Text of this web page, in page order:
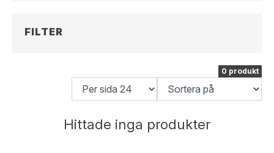
FILTER
0 produkt
Hittade inga produkter